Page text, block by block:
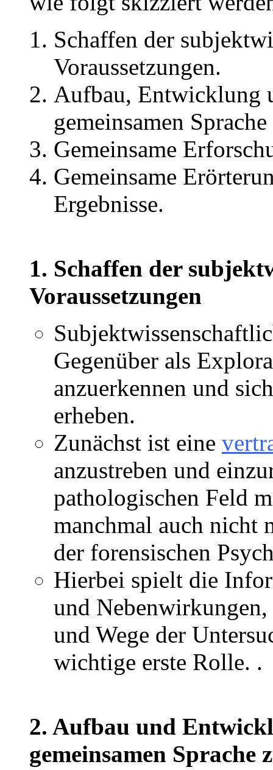
Schaffen der
Voraussetzungen.
Aufbau, Entwicklung
gemeinsamen
Gemeinsame
Gemeinsame
Ergebnisse.
1. Schaffen der
Voraussetzungen
Gegenüber als
anzuerkennen und
erheben.
Zunächst ist eine
anzustreben und
pathologischen Feld
manchmal auch nicht
der forensischen
Hierbei spielt die
und
und Wege der
wichtige erste Rolle. .
2. Aufbau und
gemeinsamen